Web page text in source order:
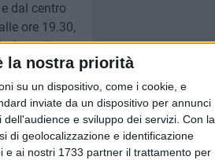
la nostra priorità
su un dispositivo, come i cookie, e
inviate da un dispositivo per annunci
e sviluppo dei servizi. Con la
di geolocalizzazione e identificazione
e ai nostri 1733 partner il trattamento per
dal centro
ore 19.30,
con la
Bitonto.
6 FOTO